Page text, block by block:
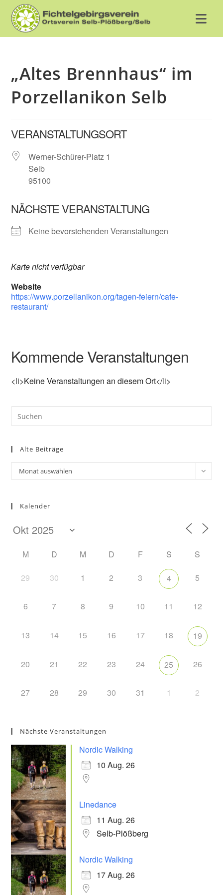
Inhalt
springen
„Altes Brennhaus“ im
Porzellanikon Selb
VERANSTALTUNGSORT
Werner-Schürer-Platz 1
Selb
95100
NÄCHSTE VERANSTALTUNG
Keine bevorstehenden Veranstaltungen
Karte nicht verfügbar
Website
https://www.porzellanikon.org/tagen-feiern/cafe-
restaurant/
Kommende Veranstaltungen
<li>Keine Veranstaltungen an diesem Ort</li>
the
Alte Beiträge
Alte
Beiträge
Monat auswählen
Kalender
M D M D F S S
29 30 1 2 3 4 5
6 7 8 9 10 11 12
13 14 15 16 17 18 19
20 21 22 23 24 25 26
27 28 29 30 31 1 2
Nächste Veranstaltungen
Nordic Walking
10 Aug. 26
Linedance
11 Aug. 26
Selb-Plößberg
Nordic Walking
17 Aug. 26